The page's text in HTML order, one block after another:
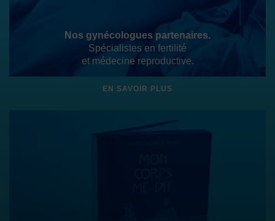
Nos gynécologues partenaires.
Spécialistes en fertilité
et médecine reproductive.
EN SAVOIR PLUS